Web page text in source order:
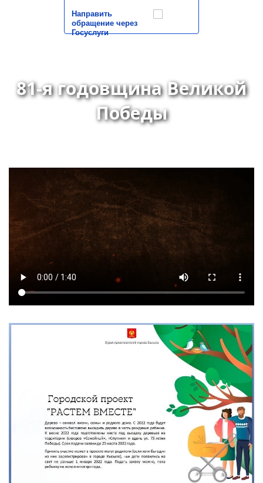
Направить
обращение через
Госуслуги
81-я годовщина Великой
Победы